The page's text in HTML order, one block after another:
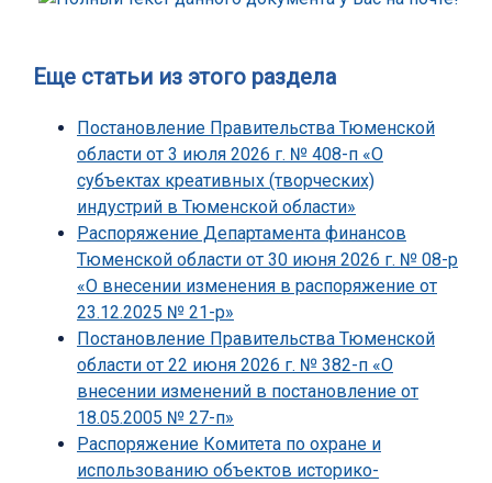
Еще статьи из этого раздела
Постановление Правительства Тюменской
области от 3 июля 2026 г. № 408-п «О
субъектах креативных (творческих)
индустрий в Тюменской области»
Распоряжение Департамента финансов
Тюменской области от 30 июня 2026 г. № 08-р
«О внесении изменения в распоряжение от
23.12.2025 № 21-р»
Постановление Правительства Тюменской
области от 22 июня 2026 г. № 382-п «О
внесении изменений в постановление от
18.05.2005 № 27-п»
Распоряжение Комитета по охране и
использованию объектов историко-